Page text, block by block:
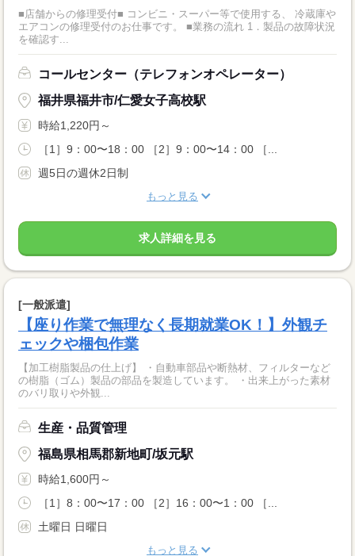
■店舗からの修理受付■ コンビニ・スーパー等で使用する、 冷蔵庫や
エアコンの修理受付のお仕事です。 ■業務の流れ 1．製品の故障状況
を確認す...
コールセンター（テレフォンオペレーター）
福井県福井市/仁愛女子高校駅
時給1,220円～
［1］9：00〜18：00 ［2］9：00〜14：00 ［...
週5日の週休2日制
もっと見る
求人詳細を見る
[一般派遣]
【座り作業で無理なく長期就業OK！】外観チ
ェックや梱包作業
【加工樹脂製品の仕上げ】 ・自動車部品や断熱材、フィルターなど
の樹脂（ゴム）製品の部品を製造しています。 ・出来上がった素材
のバリ取りや外観...
生産・品質管理
福島県相馬郡新地町/坂元駅
時給1,600円～
［1］8：00〜17：00 ［2］16：00〜1：00 ［...
土曜日 日曜日
もっと見る